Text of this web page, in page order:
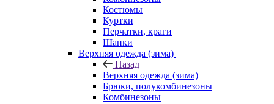
Костюмы
Куртки
Перчатки, краги
Шапки
Верхняя одежда (зима)
Назад
Верхняя одежда (зима)
Брюки, полукомбинезоны
Комбинезоны